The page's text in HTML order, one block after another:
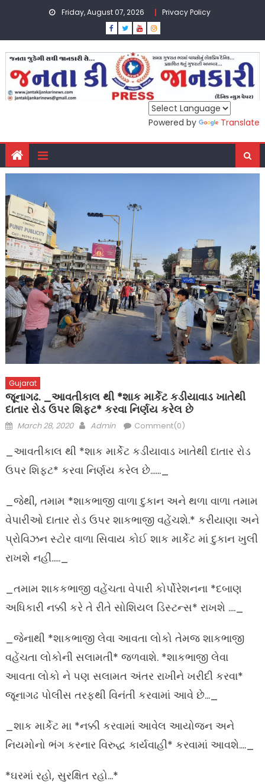
Friday, August 07, 2026 Privacy Policy
Powered by Translate
Gujarat
જૂનાગઢ. _આવતીકાલ થી *શાક માર્કેટ કડીયાવાડ ખાતેથી
દાતાર રોડ ઉપર શિફ્ટ* કરવા નિર્ણય કરેલ છે
Posted
March 28, 2020 Author
Admin Comment(0)
_આવતીકાલ થી *શાક માર્કેટ કડીયાવાડ ખાતેથી દાતાર રોડ
ઉપર શિફ્ટ* કરવા નિર્ણય કરેલ છે……_
_જેથી, તમામ *શાકભાજી વાળા દુકાન અને થળા વાળા તમામ
વેપારીઓ દાતાર રોડ ઉપર શાકભાજી વહેંચશે.* કરીયાણા અને
પ્રોવિઝન સ્ટોર વાળા સિવાય કોઈ શાક માર્કેટ માં દુકાન ખુલી
રાખશે નહીં….._
_તમામ શાકકભાજી વહેંચતા વેપારી કોર્પોરેશનના *દબાણ
અધિકારી નક્કી કરે તે રીતે સોશિયલ ડિસ્ટન્સ* રાખશે …._
_જેનાથી *શાકભાજી લેવા આવતા લોકો તેમજ શાકભાજી
વહેંચતા લોકોની સલામતી* જળવાશે. *શાકભાજી લેવા
આવતા લોકો ને પણ સલામત અંતર રાખીને ખરીદી કરવા*
જૂનાગઢ પોલીસ તરફથી વિનંતી કરવામાં આવે છે…_
_શાક માર્કેટ મા *નક્કી કરવામાં આવેલ આયોજન અને
નિયમોનો ભંગ કરનાર વિરુદ્ધ કાર્યવાહી* કરવામાં આવશે…._
*ઘરમાં રહો, સુરક્ષિત રહો…*